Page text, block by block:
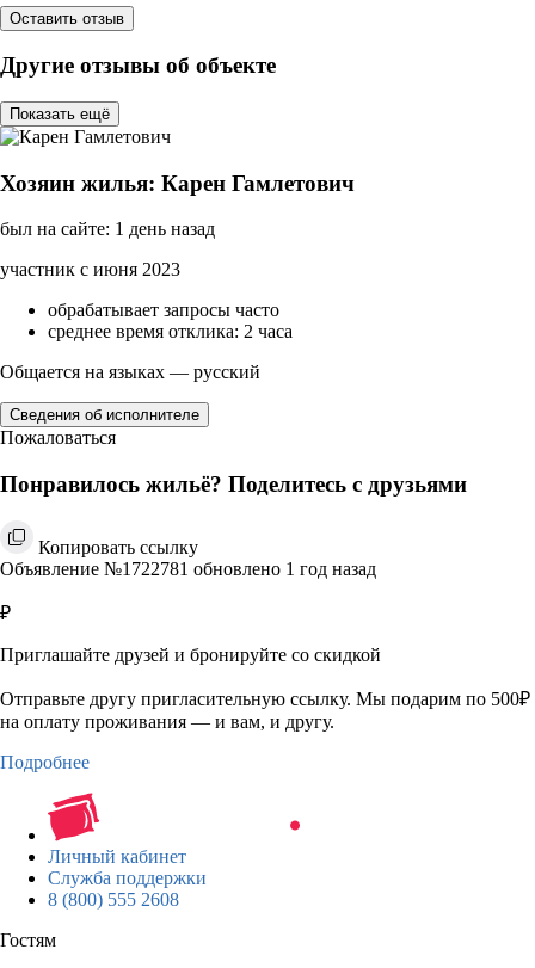
Оставить отзыв
Другие отзывы об объекте
Показать ещё
Хозяин жилья: Карен Гамлетович
был на сайте: 1 день назад
участник с июня 2023
обрабатывает запросы часто
среднее время отклика: 2 часа
Общается на языках — русский
Сведения об исполнителе
Пожаловаться
Понравилось жильё? Поделитесь с друзьями
Копировать ссылку
Объявление №1722781 обновлено 1 год назад
₽
Приглашайте друзей и бронируйте со скидкой
Отправьте другу пригласительную ссылку. Мы подарим по 500₽
на оплату проживания — и вам, и другу.
Подробнее
Личный кабинет
Служба поддержки
8 (800) 555 2608
Гостям